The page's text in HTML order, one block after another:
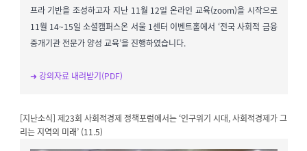
프라 기반을 조성하고자 지난 11월 12일 온라인 교육(zoom)을 시작으로
11월 14~15일 소셜캠퍼스온 서울 1센터 이벤트홀에서 ‘전국 사회적 금융
중개기관 전문가 양성 교육’을 진행하였습니다.
➜ 강의자료 내려받기(PDF)
[지난소식] 제23회 사회적경제 정책포럼에서는 ‘인구위기 시대, 사회적경제가 그
리는 지역의 미래’ (11.5)